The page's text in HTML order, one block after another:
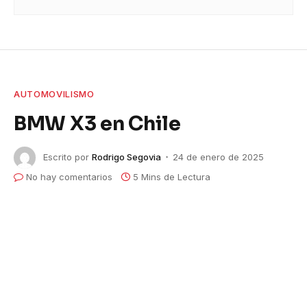
AUTOMOVILISMO
BMW X3 en Chile
Escrito por Rodrigo Segovia
24 de enero de 2025
No hay comentarios
5 Mins de Lectura